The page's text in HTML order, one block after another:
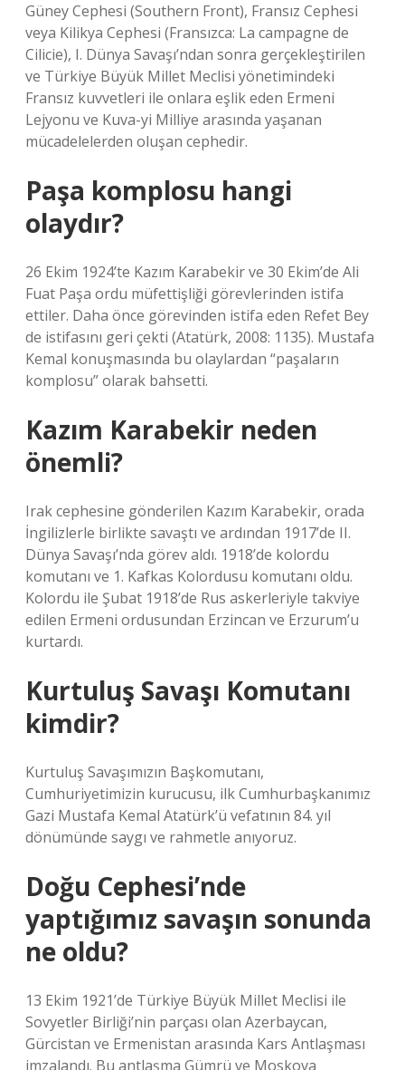
Güney Cephesi (Southern Front), Fransız Cephesi
veya Kilikya Cephesi (Fransızca: La campagne de
Cilicie), I. Dünya Savaşı’ndan sonra gerçekleştirilen
ve Türkiye Büyük Millet Meclisi yönetimindeki
Fransız kuvvetleri ile onlara eşlik eden Ermeni
Lejyonu ve Kuva-yi Milliye arasında yaşanan
mücadelelerden oluşan cephedir.
Paşa komplosu hangi
olaydır?
26 Ekim 1924’te Kazım Karabekir ve 30 Ekim’de Ali
Fuat Paşa ordu müfettişliği görevlerinden istifa
ettiler. Daha önce görevinden istifa eden Refet Bey
de istifasını geri çekti (Atatürk, 2008: 1135). Mustafa
Kemal konuşmasında bu olaylardan “paşaların
komplosu” olarak bahsetti.
Kazım Karabekir neden
önemli?
Irak cephesine gönderilen Kazım Karabekir, orada
İngilizlerle birlikte savaştı ve ardından 1917’de II.
Dünya Savaşı’nda görev aldı. 1918’de kolordu
komutanı ve 1. Kafkas Kolordusu komutanı oldu.
Kolordu ile Şubat 1918’de Rus askerleriyle takviye
edilen Ermeni ordusundan Erzincan ve Erzurum’u
kurtardı.
Kurtuluş Savaşı Komutanı
kimdir?
Kurtuluş Savaşımızın Başkomutanı,
Cumhuriyetimizin kurucusu, ilk Cumhurbaşkanımız
Gazi Mustafa Kemal Atatürk’ü vefatının 84. yıl
dönümünde saygı ve rahmetle anıyoruz.
Doğu Cephesi’nde
yaptığımız savaşın sonunda
ne oldu?
13 Ekim 1921’de Türkiye Büyük Millet Meclisi ile
Sovyetler Birliği’nin parçası olan Azerbaycan,
Gürcistan ve Ermenistan arasında Kars Antlaşması
imzalandı. Bu antlaşma Gümrü ve Moskova